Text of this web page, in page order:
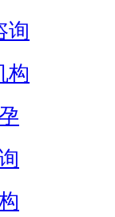
询
构